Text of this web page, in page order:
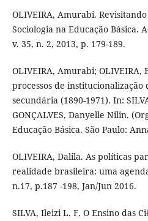
OLIVEIRA, Amurabi.
Sociologia na Educação Básica.
v. 35, n. 2, 2013, p. 179-189.
OLIVEIRA, Amurabi; OLIVEIRA,
processos de institucionalização
secundária (1890-1971). In:
GONÇALVES, Danyelle Nilin.
Educação Básica. São Paulo:
OLIVEIRA, Dalila. As políticas
realidade brasileira: uma
n.17, p.187 -198, Jan/Jun 2016.
SILVA, Ileizi L. F. O Ensino das